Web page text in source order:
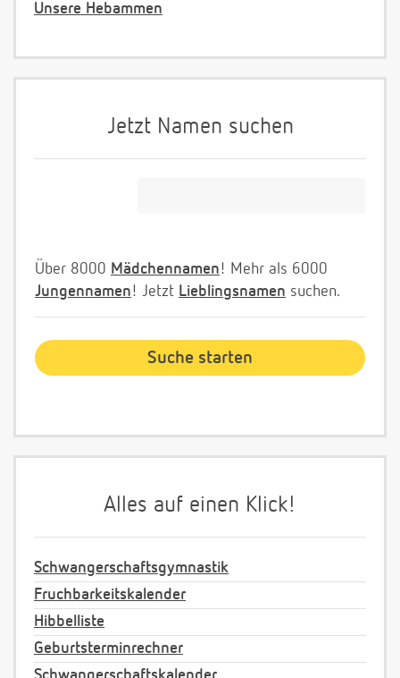
Unsere Hebammen
Jetzt Namen suchen
Über 8000 Mädchennamen! Mehr als 6000
Jungennamen! Jetzt Lieblingsnamen suchen.
Alles auf einen Klick!
Schwangerschaftsgymnastik
Fruchbarkeitskalender
Hibbelliste
Geburtsterminrechner